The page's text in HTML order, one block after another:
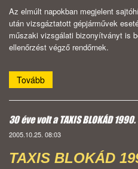
Az elmúlt napokban megjelent
után vizsgáztatott gépjárművek
műszaki vizsgálati bizonyítványt is
ellenőrzést végző rendőrnek.
Tovább
30 éve volt a TAXIS BLOKÁD
2005.10.25. 08:03
TAXIS BLOKÁD